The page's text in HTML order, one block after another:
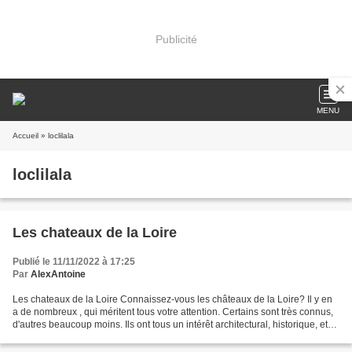
Publicité
MENU
Accueil » loclilala
loclilala
Les chateaux de la Loire
Publié le 11/11/2022 à 17:25
Par AlexAntoine
Les chateaux de la Loire Connaissez-vous les châteaux de la Loire? Il y en
a de nombreux , qui méritent tous votre attention. Certains sont très connus,
d'autres beaucoup moins. Ils ont tous un intérêt architectural, historique, et